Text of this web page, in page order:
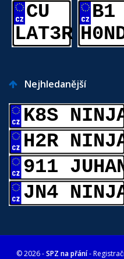
CU
LAT3R
B1
Nejhledanější
K8S
H2R
911
JN4
© 2026 -SPZ na přání-